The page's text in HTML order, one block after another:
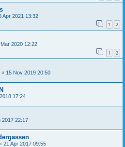
Apr 2021 13:32
1 2
2020 12:22
1 2
« 15 Nov 2019 20:50
17:24
2017 22:17
21 Apr 2017 09:55